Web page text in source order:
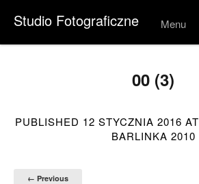
Studio Fotograficzne Menu
Skip to
00 (3)
PUBLISHED 12 STYCZNIA 2016 AT
BARLINKA 2010
← Previous